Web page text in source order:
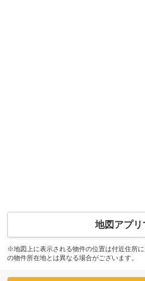
地図アプリ
※地図上に表示される物件の位置は付近住所
の物件所在地とは異なる場合がございます。